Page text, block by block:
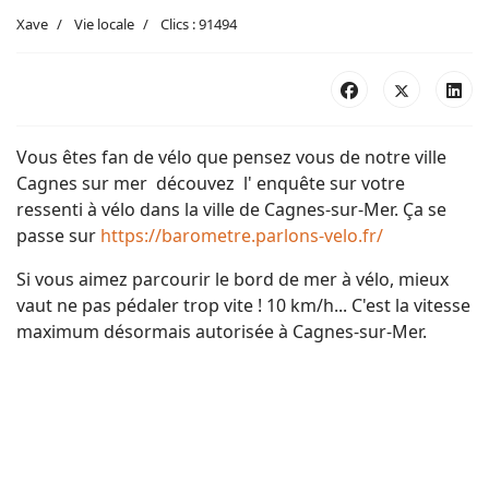
Xave Vie locale Clics : 91494
Vous êtes fan de vélo que pensez vous de notre ville
Cagnes sur mer découvez l' enquête sur votre
ressenti à vélo dans la ville de Cagnes-sur-Mer. Ça se
passe sur https://barometre.parlons-velo.fr/
Si vous aimez parcourir le bord de mer à vélo, mieux
vaut ne pas pédaler trop vite ! 10 km/h... C'est la vitesse
maximum désormais autorisée à Cagnes-sur-Mer.